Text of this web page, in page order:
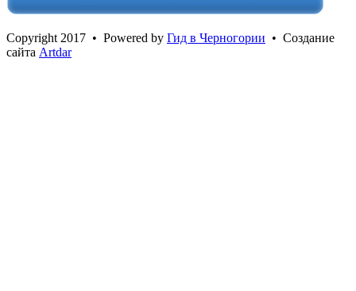
Сopyright 2017 • Powered by Гид в Черногории • Создание
сайта Artdar